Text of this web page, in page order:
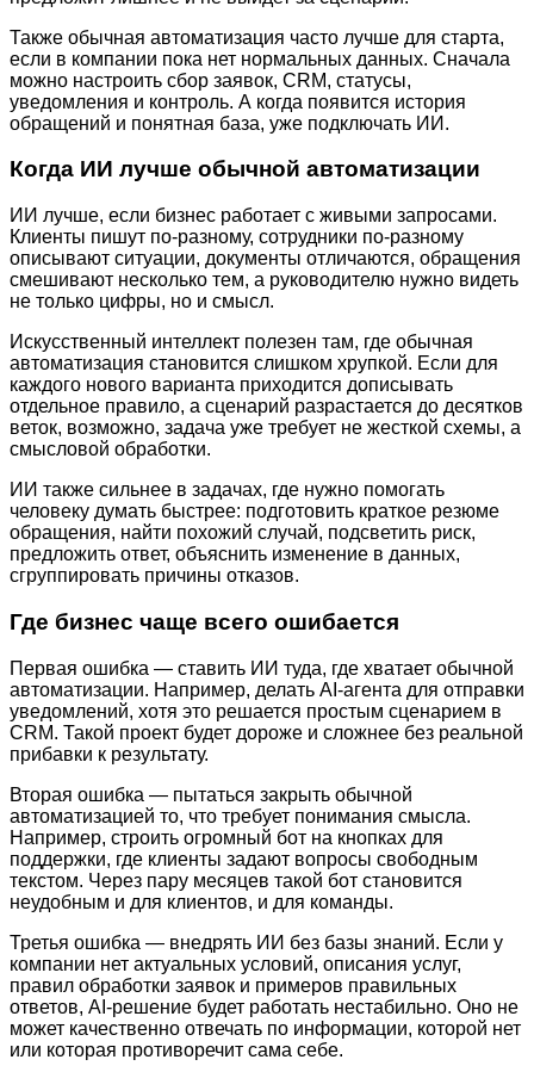
Также обычная автоматизация часто лучше для старта,
если в компании пока нет нормальных данных. Сначала
можно настроить сбор заявок, CRM, статусы,
уведомления и контроль. А когда появится история
обращений и понятная база, уже подключать ИИ.
Когда ИИ лучше обычной автоматизации
ИИ лучше, если бизнес работает с живыми запросами.
Клиенты пишут по-разному, сотрудники по-разному
описывают ситуации, документы отличаются, обращения
смешивают несколько тем, а руководителю нужно видеть
не только цифры, но и смысл.
Искусственный интеллект полезен там, где обычная
автоматизация становится слишком хрупкой. Если для
каждого нового варианта приходится дописывать
отдельное правило, а сценарий разрастается до десятков
веток, возможно, задача уже требует не жесткой схемы, а
смысловой обработки.
ИИ также сильнее в задачах, где нужно помогать
человеку думать быстрее: подготовить краткое резюме
обращения, найти похожий случай, подсветить риск,
предложить ответ, объяснить изменение в данных,
сгруппировать причины отказов.
Где бизнес чаще всего ошибается
Первая ошибка — ставить ИИ туда, где хватает обычной
автоматизации. Например, делать AI-агента для отправки
уведомлений, хотя это решается простым сценарием в
CRM. Такой проект будет дороже и сложнее без реальной
прибавки к результату.
Вторая ошибка — пытаться закрыть обычной
автоматизацией то, что требует понимания смысла.
Например, строить огромный бот на кнопках для
поддержки, где клиенты задают вопросы свободным
текстом. Через пару месяцев такой бот становится
неудобным и для клиентов, и для команды.
Третья ошибка — внедрять ИИ без базы знаний. Если у
компании нет актуальных условий, описания услуг,
правил обработки заявок и примеров правильных
ответов, AI-решение будет работать нестабильно. Оно не
может качественно отвечать по информации, которой нет
или которая противоречит сама себе.